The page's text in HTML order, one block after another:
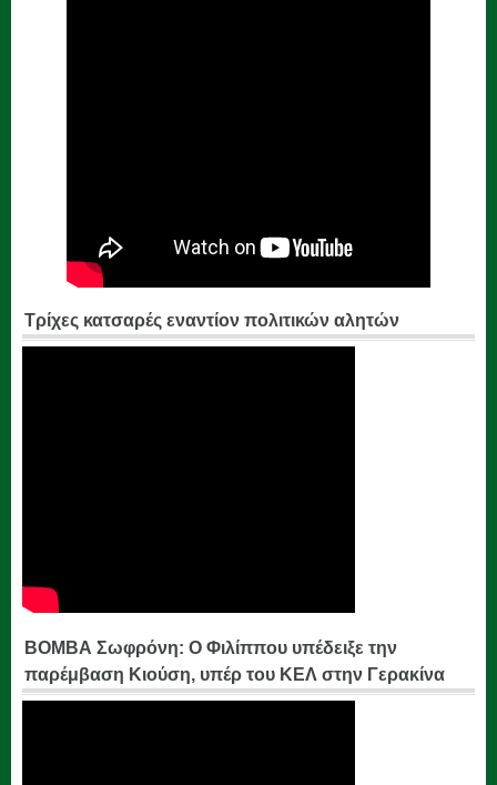
Τρίχες κατσαρές εναντίον πολιτικών αλητών
ΒΟΜΒΑ Σωφρόνη: Ο Φιλίππου υπέδειξε την
παρέμβαση Κιούση, υπέρ του ΚΕΛ στην Γερακίνα